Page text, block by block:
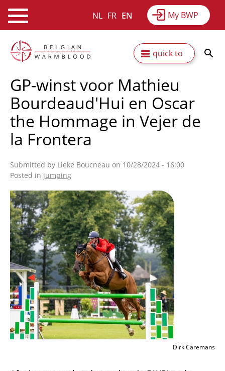
Skip
content
My BWP
NL FR EN
Secundaire
navigatie
Webshop News
quick to
GP-winst voor Mathieu
Bourdeaud'Hui en Oscar
the Hommage in Vejer de
la Frontera
Submitted by Lieke Boucneau on 10/28/2024 - 16:00
Posted in jumping
Afbeelding
Dirk Caremans